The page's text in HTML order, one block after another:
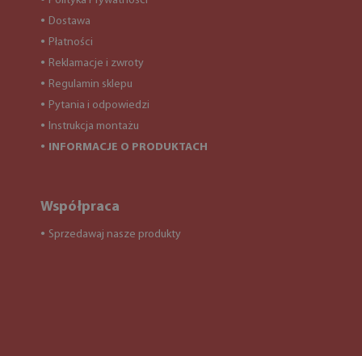
● Dostawa
● Płatności
● Reklamacje i zwroty
● Regulamin sklepu
● Pytania i odpowiedzi
● Instrukcja montażu
● INFORMACJE O PRODUKTACH
Współpraca
● Sprzedawaj nasze produkty